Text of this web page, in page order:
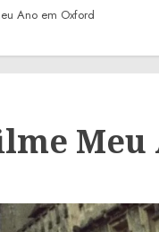
Ano em Oxford
Meu